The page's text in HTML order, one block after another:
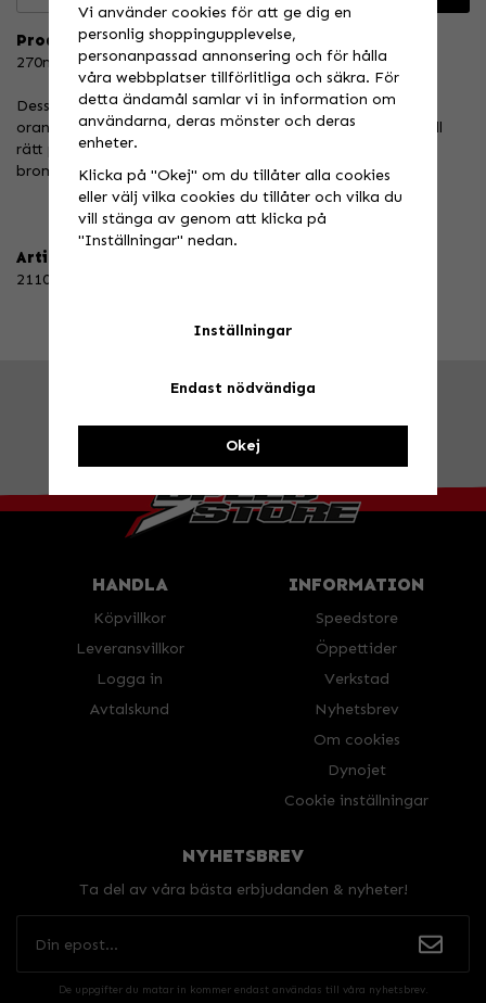
Produktbeskrivning:
270mm Adapter till bromsok
Dessa adaptrar är helt CNC frästa ur 6082 aluminium och
orange eloxerad. De behövs för att flytta ut bromsoket till
rätt position för att tillgodose den större 270mm
bromsskivan.
Artikelnummer:
211045
Valbovägen 385, Valbo
HANDLA
Köpvillkor
Leveransvillkor
Logga in
Avtalskund
INFORMATION
Speedstore
Öppettider
Verkstad
Nyhetsbrev
Om cookies
Dynojet
Cookie inställningar
NYHETSBREV
Ta del av våra bästa erbjudanden & nyheter!
De uppgifter du matar in kommer endast användas till våra nyhetsbrev.
Vi använder cookies för att ge dig en
personlig shoppingupplevelse,
personanpassad annonsering och för hålla
våra webbplatser tillförlitliga och säkra. För
detta ändamål samlar vi in information om
användarna, deras mönster och deras
enheter.
Klicka på "Okej" om du tillåter alla cookies
eller välj vilka cookies du tillåter och vilka du
vill stänga av genom att klicka på
"Inställningar" nedan.
Inställningar
Endast nödvändiga
Okej